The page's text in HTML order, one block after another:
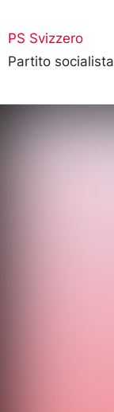
PS Svizzero
Partito socialista